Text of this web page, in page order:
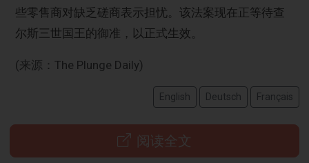
些零售商对缺乏磋商表示担忧。该法案现在正等待查
尔斯三世国王的御准，以正式生效。
(来源：The Plunge Daily)
English Deutsch Français
阅读全文